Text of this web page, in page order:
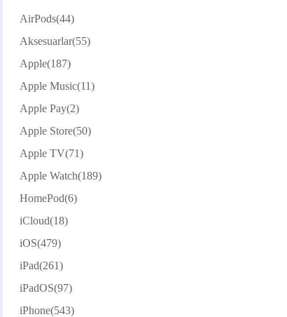
AirPods(44)
Aksesuarlar(55)
Apple(187)
Apple Music(11)
Apple Pay(2)
Apple Store(50)
Apple TV(71)
Apple Watch(189)
HomePod(6)
iCloud(18)
iOS(479)
iPad(261)
iPadOS(97)
iPhone(543)